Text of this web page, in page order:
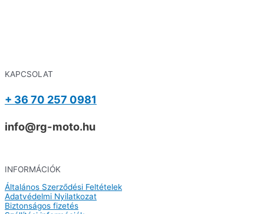
KAPCSOLAT
+ 36 70 257 0981
info@rg-moto.hu
INFORMÁCIÓK
Általános Szerződési Feltételek
Adatvédelmi Nyilatkozat
Biztonságos fizetés